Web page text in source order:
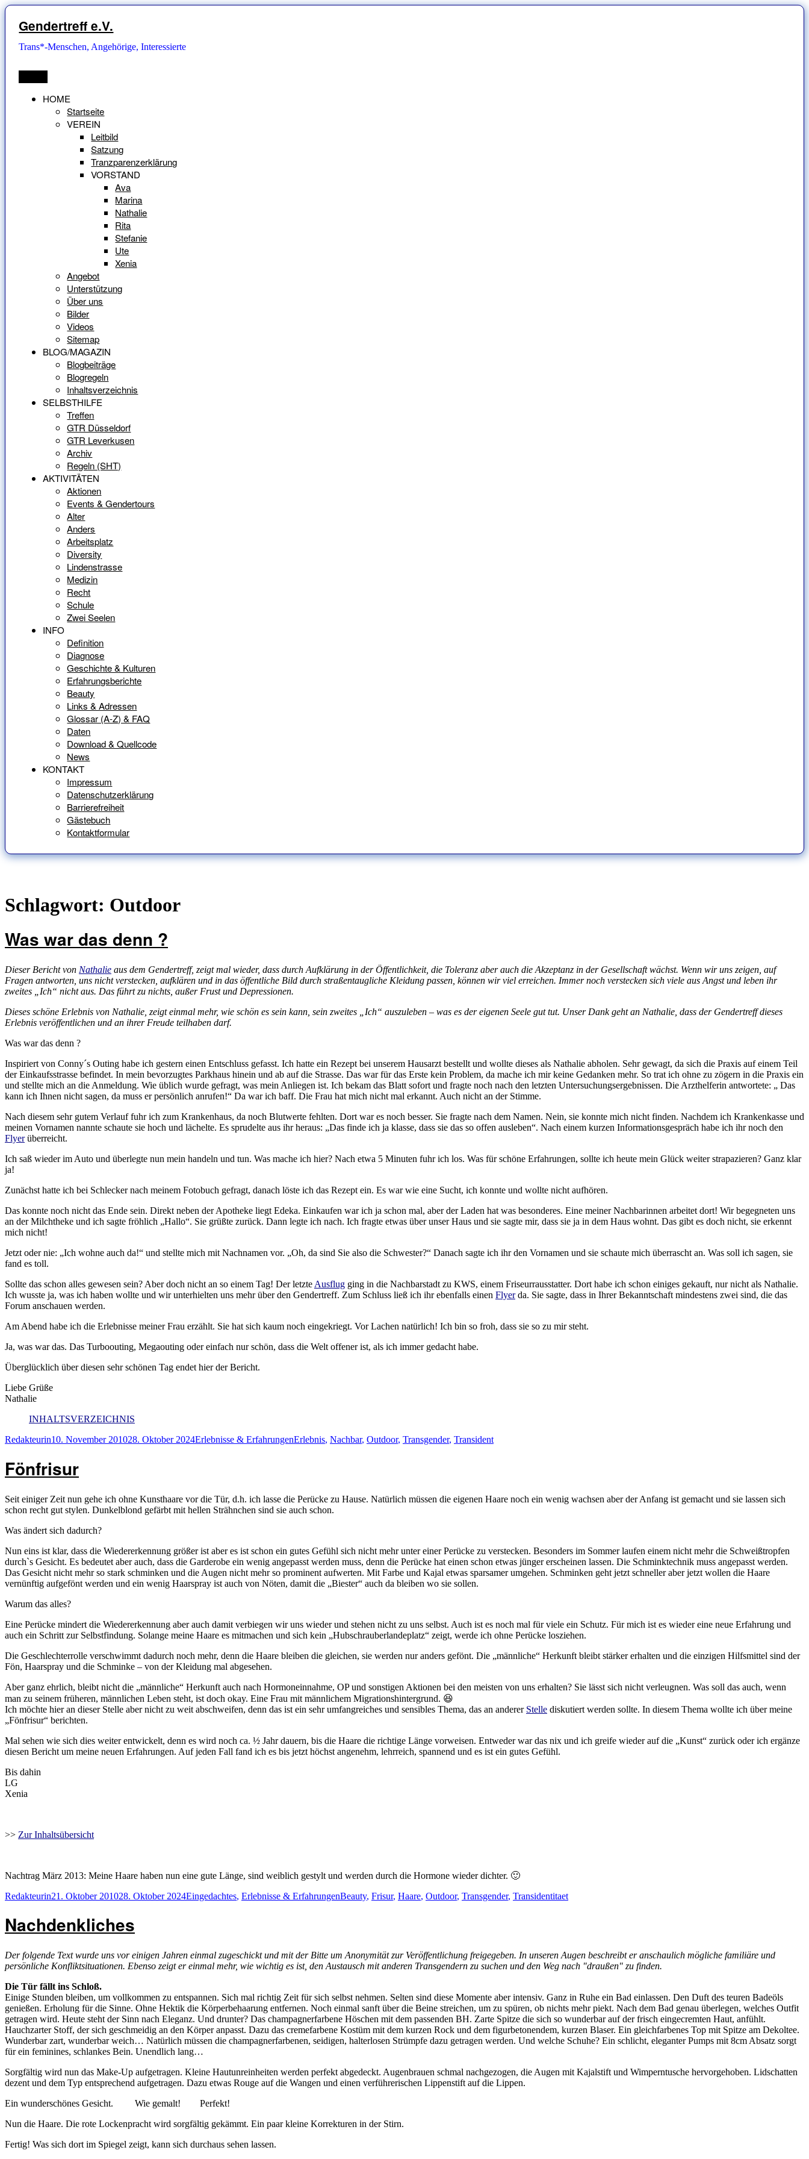
Zum
Inhalt
springen
Gendertreff e.V.
Trans*-Menschen, Angehörige, Interessierte
HOME
Startseite
VEREIN
Leitbild
Satzung
Tranzparenzerklärung
VORSTAND
Ava
Marina
Nathalie
Rita
Stefanie
Ute
Xenia
Angebot
Unterstützung
Über uns
Bilder
Videos
Sitemap
BLOG/MAGAZIN
Blogbeiträge
Blogregeln
Inhaltsverzeichnis
SELBSTHILFE
Treffen
GTR Düsseldorf
GTR Leverkusen
Archiv
Regeln (SHT)
AKTIVITÄTEN
Aktionen
Events & Gendertours
Alter
Anders
Arbeitsplatz
Diversity
Lindenstrasse
Medizin
Recht
Schule
Zwei Seelen
INFO
Definition
Diagnose
Geschichte & Kulturen
Erfahrungsberichte
Beauty
Links & Adressen
Glossar (A-Z) & FAQ
Daten
Download & Quellcode
News
KONTAKT
Impressum
Datenschutzerklärung
Barrierefreiheit
Gästebuch
Kontaktformular
Schlagwort: Outdoor
Was war das denn ?
Dieser Bericht von Nathalie aus dem Gendertreff, zeigt mal wieder, dass durch Aufklärung in der Öffentlichkeit, die Toleranz aber auch die Akzeptanz in der Gesellschaft wächst. Wenn wir uns zeigen, auf
Fragen antworten, uns nicht verstecken, aufklären und in das öffentliche Bild durch straßentaugliche Kleidung passen, können wir viel erreichen. Immer noch verstecken sich viele aus Angst und leben ihr
zweites „Ich“ nicht aus. Das führt zu nichts, außer Frust und Depressionen.
Dieses schöne Erlebnis von Nathalie, zeigt einmal mehr, wie schön es sein kann, sein zweites „Ich“ auszuleben – was es der eigenen Seele gut tut. Unser Dank geht an Nathalie, dass der Gendertreff dieses
Erlebnis veröffentlichen und an ihrer Freude teilhaben darf.
Was war das denn ?
Inspiriert von Conny´s Outing habe ich gestern einen Entschluss gefasst. Ich hatte ein Rezept bei unserem Hausarzt bestellt und wollte dieses als Nathalie abholen. Sehr gewagt, da sich die Praxis auf einem Teil
der Einkaufsstrasse befindet. In mein bevorzugtes Parkhaus hinein und ab auf die Strasse. Das war für das Erste kein Problem, da mache ich mir keine Gedanken mehr. So trat ich ohne zu zögern in die Praxis ein
und stellte mich an die Anmeldung. Wie üblich wurde gefragt, was mein Anliegen ist. Ich bekam das Blatt sofort und fragte noch nach den letzten Untersuchungsergebnissen. Die Arzthelferin antwortete: „ Das
kann ich Ihnen nicht sagen, da muss er persönlich anrufen!“ Da war ich baff. Die Frau hat mich nicht mal erkannt. Auch nicht an der Stimme.
Nach diesem sehr gutem Verlauf fuhr ich zum Krankenhaus, da noch Blutwerte fehlten. Dort war es noch besser. Sie fragte nach dem Namen. Nein, sie konnte mich nicht finden. Nachdem ich Krankenkasse und
meinen Vornamen nannte schaute sie hoch und lächelte. Es sprudelte aus ihr heraus: „Das finde ich ja klasse, dass sie das so offen ausleben“. Nach einem kurzen Informationsgespräch habe ich ihr noch den
Flyerüberreicht.
Ich saß wieder im Auto und überlegte nun mein handeln und tun. Was mache ich hier? Nach etwa 5 Minuten fuhr ich los. Was für schöne Erfahrungen, sollte ich heute mein Glück weiter strapazieren? Ganz klar
ja!
Zunächst hatte ich bei Schlecker nach meinem Fotobuch gefragt, danach löste ich das Rezept ein. Es war wie eine Sucht, ich konnte und wollte nicht aufhören.
Das konnte noch nicht das Ende sein. Direkt neben der Apotheke liegt Edeka. Einkaufen war ich ja schon mal, aber der Laden hat was besonderes. Eine meiner Nachbarinnen arbeitet dort! Wir begegneten uns
an der Milchtheke und ich sagte fröhlich „Hallo“. Sie grüßte zurück. Dann legte ich nach. Ich fragte etwas über unser Haus und sie sagte mir, dass sie ja in dem Haus wohnt. Das gibt es doch nicht, sie erkennt
mich nicht!
Jetzt oder nie: „Ich wohne auch da!“ und stellte mich mit Nachnamen vor. „Oh, da sind Sie also die Schwester?“ Danach sagte ich ihr den Vornamen und sie schaute mich überrascht an. Was soll ich sagen, sie
fand es toll.
Sollte das schon alles gewesen sein? Aber doch nicht an so einem Tag! Der letzte Ausflug ging in die Nachbarstadt zu KWS, einem Friseurrausstatter. Dort habe ich schon einiges gekauft, nur nicht als Nathalie.
Ich wusste ja, was ich haben wollte und wir unterhielten uns mehr über den Gendertreff. Zum Schluss ließ ich ihr ebenfalls einen Flyerda. Sie sagte, dass in Ihrer Bekanntschaft mindestens zwei sind, die das
Forum anschauen werden.
Am Abend habe ich die Erlebnisse meiner Frau erzählt. Sie hat sich kaum noch eingekriegt. Vor Lachen natürlich! Ich bin so froh, dass sie so zu mir steht.
Ja, was war das. Das Turboouting, Megaouting oder einfach nur schön, dass die Welt offener ist, als ich immer gedacht habe.
Überglücklich über diesen sehr schönen Tag endet hier der Bericht.
Liebe Grüße
Nathalie
INHALTSVERZEICHNIS
Autor
RedakteurinVeröffentlicht
10. November 201028. Oktober 2024Kategorien
Erlebnisse & ErfahrungenSchlagwörter
Erlebnis, Nachbar, Outdoor, Transgender, Transident
Fönfrisur
Seit einiger Zeit nun gehe ich ohne Kunsthaare vor die Tür, d.h. ich lasse die Perücke zu Hause. Natürlich müssen die eigenen Haare noch ein wenig wachsen aber der Anfang ist gemacht und sie lassen sich
schon recht gut stylen. Dunkelblond gefärbt mit hellen Strähnchen sind sie auch schon.
Was ändert sich dadurch?
Nun eins ist klar, dass die Wiedererkennung größer ist aber es ist schon ein gutes Gefühl sich nicht mehr unter einer Perücke zu verstecken. Besonders im Sommer laufen einem nicht mehr die Schweißtropfen
durch`s Gesicht. Es bedeutet aber auch, dass die Garderobe ein wenig angepasst werden muss, denn die Perücke hat einen schon etwas jünger erscheinen lassen. Die Schminktechnik muss angepasst werden.
Das Gesicht nicht mehr so stark schminken und die Augen nicht mehr so prominent aufwerten. Mit Farbe und Kajal etwas sparsamer umgehen. Schminken geht jetzt schneller aber jetzt wollen die Haare
vernünftig aufgefönt werden und ein wenig Haarspray ist auch von Nöten, damit die „Biester“ auch da bleiben wo sie sollen.
Warum das alles?
Eine Perücke mindert die Wiedererkennung aber auch damit verbiegen wir uns wieder und stehen nicht zu uns selbst. Auch ist es noch mal für viele ein Schutz. Für mich ist es wieder eine neue Erfahrung und
auch ein Schritt zur Selbstfindung. Solange meine Haare es mitmachen und sich kein „Hubschrauberlandeplatz“ zeigt, werde ich ohne Perücke losziehen.
Die Geschlechterrolle verschwimmt dadurch noch mehr, denn die Haare bleiben die gleichen, sie werden nur anders gefönt. Die „männliche“ Herkunft bleibt stärker erhalten und die einzigen Hilfsmittel sind der
Fön, Haarspray und die Schminke – von der Kleidung mal abgesehen.
Aber ganz ehrlich, bleibt nicht die „männliche“ Herkunft auch nach Hormoneinnahme, OP und sonstigen Aktionen bei den meisten von uns erhalten? Sie lässt sich nicht verleugnen. Was soll das auch, wenn
man zu seinem früheren, männlichen Leben steht, ist doch okay. Eine Frau mit männlichem Migrationshintergrund. 😆
Ich möchte hier an dieser Stelle aber nicht zu weit abschweifen, denn das ist ein sehr umfangreiches und sensibles Thema, das an anderer Stelle diskutiert werden sollte. In diesem Thema wollte ich über meine
„Fönfrisur“ berichten.
Mal sehen wie sich dies weiter entwickelt, denn es wird noch ca. ½ Jahr dauern, bis die Haare die richtige Länge vorweisen. Entweder war das nix und ich greife wieder auf die „Kunst“ zurück oder ich ergänze
diesen Bericht um meine neuen Erfahrungen. Auf jeden Fall fand ich es bis jetzt höchst angenehm, lehrreich, spannend und es ist ein gutes Gefühl.
Bis dahin
LG
Xenia
>> Zur Inhaltsübersicht
Nachtrag März 2013: Meine Haare haben nun eine gute Länge, sind weiblich gestylt und werden durch die Hormone wieder dichter. 🙂
Autor
RedakteurinVeröffentlicht
21. Oktober 201028. Oktober 2024Kategorien
Eingedachtes, Erlebnisse & ErfahrungenSchlagwörter
Beauty, Frisur, Haare, Outdoor, Transgender, Transidentitaet
Nachdenkliches
Der folgende Text wurde uns vor einigen Jahren einmal zugeschickt und mit der Bitte um Anonymität zur Veröffentlichung freigegeben. In unseren Augen beschreibt er anschaulich mögliche familiäre und
persönliche Konfliktsituationen. Ebenso zeigt er einmal mehr, wie wichtig es ist, den Austausch mit anderen Transgendern zu suchen und den Weg nach "draußen" zu finden.
Die Tür fällt ins Schloß.
Einige Stunden bleiben, um vollkommen zu entspannen. Sich mal richtig Zeit für sich selbst nehmen. Selten sind diese Momente aber intensiv. Ganz in Ruhe ein Bad einlassen. Den Duft des teuren Badeöls
genießen. Erholung für die Sinne. Ohne Hektik die Körperbehaarung entfernen. Noch einmal sanft über die Beine streichen, um zu spüren, ob nichts mehr piekt. Nach dem Bad genau überlegen, welches Outfit
getragen wird. Heute steht der Sinn nach Eleganz. Und drunter? Das champagnerfarbene Höschen mit dem passenden BH. Zarte Spitze die sich so wunderbar auf der frisch eingecremten Haut, anfühlt.
Hauchzarter Stoff, der sich geschmeidig an den Körper anpasst. Dazu das cremefarbene Kostüm mit dem kurzen Rock und dem figurbetonendem, kurzen Blaser. Ein gleichfarbenes Top mit Spitze am Dekoltee.
Wunderbar zart, wunderbar weich… Natürlich müssen die champagnerfarbenen, seidigen, halterlosen Strümpfe dazu getragen werden. Und welche Schuhe? Ein schlicht, eleganter Pumps mit 8cm Absatz sorgt
für ein feminines, schlankes Bein. Unendlich lang…
Sorgfältig wird nun das Make-Up aufgetragen. Kleine Hautunreinheiten werden perfekt abgedeckt. Augenbrauen schmal nachgezogen, die Augen mit Kajalstift und Wimperntusche hervorgehoben. Lidschatten
dezent und dem Typ entsprechend aufgetragen. Dazu etwas Rouge auf die Wangen und einen verführerischen Lippenstift auf die Lippen.
Ein wunderschönes Gesicht. Wie gemalt! Perfekt!
Nun die Haare. Die rote Lockenpracht wird sorgfältig gekämmt. Ein paar kleine Korrekturen in der Stirn.
Fertig! Was sich dort im Spiegel zeigt, kann sich durchaus sehen lassen.